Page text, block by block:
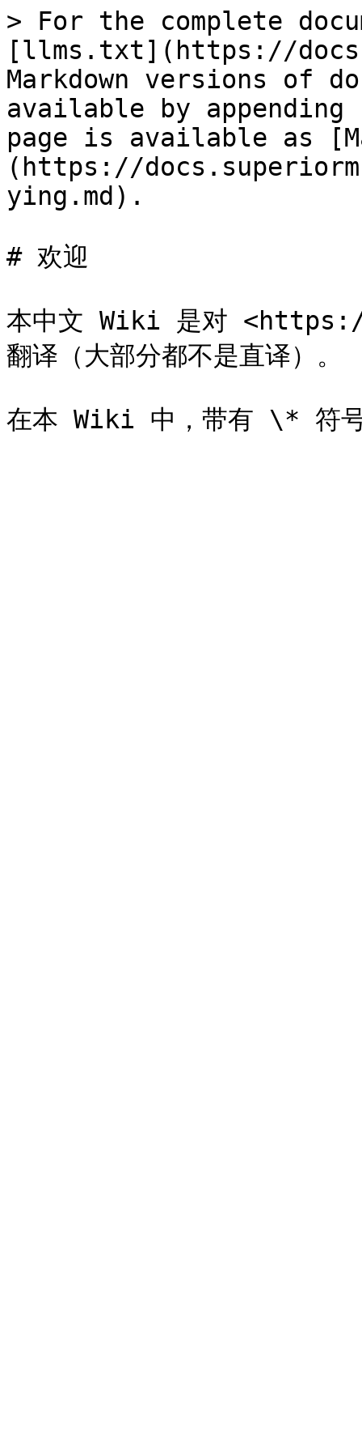
> For the complete
[llms.txt](https://
Markdown versions of
available by
page is available as
(https://
ying.md).
# 欢迎
本中文 Wiki 是对
翻译（大部分都不是直译）。